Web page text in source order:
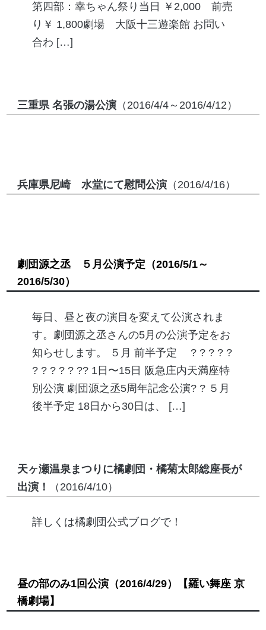
第四部：幸ちゃん祭り当日 ￥2,000 前売
り￥ 1,800劇場 大阪十三遊楽館 お問い
合わ […]
三重県 名張の湯公演 （2016/4/4～2016/4/12）
兵庫県尼崎 水堂にて慰問公演 （2016/4/16）
劇団源之丞 ５月公演予定 （2016/5/1～
2016/5/30）
毎日、昼と夜の演目を変えて公演されま
す。劇団源之丞さんの5月の公演予定をお
知らせします。 ５月 前半予定 ? ? ? ? ?
? ? ? ? ? ?? 1日〜15日 阪急庄内天満座特
別公演 劇団源之丞5周年記念公演? ? ５月
後半予定 18日から30日は、 […]
天ヶ瀬温泉まつりに橘劇団・橘菊太郎総座長が
出演！
（2016/4/10）
詳しくは橘劇団公式ブログで！
昼の部のみ1回公演（2016/4/29）
【羅い舞座 京
橋劇場】